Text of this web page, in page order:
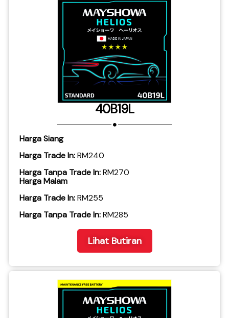
40B19L
Harga Siang
Harga Trade In:RM240
Harga Tanpa Trade In:RM270
Harga Malam
Harga Trade In:RM255
​Harga Tanpa Trade In:RM285
Lihat Butiran